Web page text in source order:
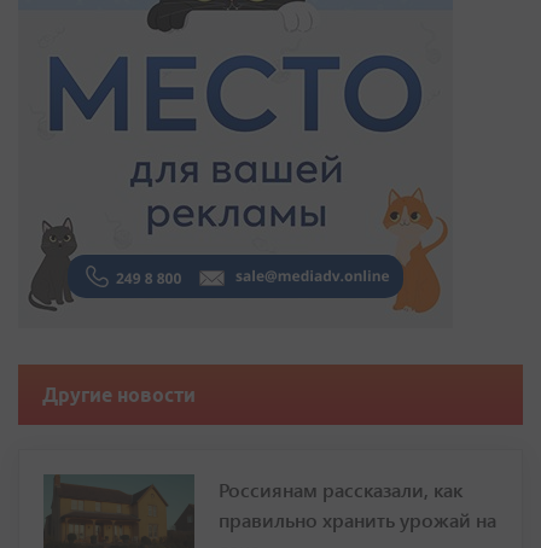
Другие новости
Россиянам рассказали, как
правильно хранить урожай на